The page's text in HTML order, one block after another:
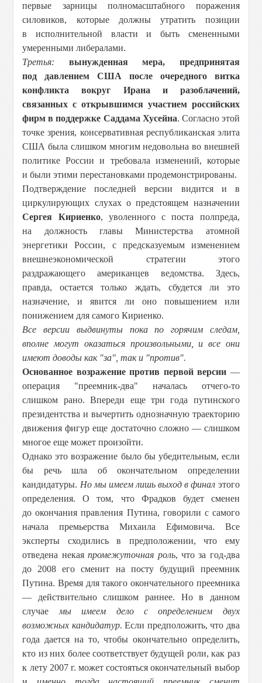
первые зарницы полномасштабного поражения
силовиков, которые должны утратить позиции
в исполнительной власти и быть смененными
умеренными либералами.
Третья: вынужденная мера, предпринятая
под давлением США после очередного витка
конфликта вокруг Ирана и разоблачений,
связанных с открывшимся участием российских
фирм в поддержке Саддама Хусейна. Согласно этой
точке зрения, консервативная республиканская элита
США была слишком многим недовольна во внешней
политике России и требовала изменений, которые
и были этими перестановками продемонстрированы.
Подтверждение последней версии видится и в
циркулирующих слухах о предстоящем назначении
Сергея Кириенко, уволенного с поста полпреда,
на должность главы Министерства атомной
энергетики России, с предсказуемым изменением
внешнеэкономической стратегии этого
раздражающего американцев ведомства. Здесь,
правда, остается только ждать, сбудется ли это
назначение, и явится ли оно повышением или
понижением для самого Кириенко.
Все версии выдвинуты пока по горячим следам,
вполне могут оказаться произвольными, и все они
имеют доводы как "за", так и "против".
Основанное возражение против первой версии —
операция "преемник-два" началась отчего-то
слишком рано. Впереди еще три года путинского
президентства и вычертить однозначную траекторию
движения фигур еще достаточно сложно — слишком
многое еще может произойти.
Однако это возражение было бы убедительным, если
бы речь шла об окончательном определении
кандидатуры. Но мы имеем лишь выход в финал этого
определения. О том, что Фрадков будет сменен
до окончания правления Путина, говорили с самого
начала премьерства Михаила Ефимовича. Все
эксперты сходились в предположении, что ему
отведена некаяпромежуточная роль, что за год-два
до 2008 его сменит на посту будущий преемник
Путина. Время для такого окончательного преемника
— действительно слишком раннее. Но в данном
случае мы имеем дело с определением двух
возможных кандидатур. Если предположить, что два
года дается на то, чтобы окончательно определить,
кто из них более соответствует будущей роли, как раз
к лету 2007 г. может состояться окончательный выбор